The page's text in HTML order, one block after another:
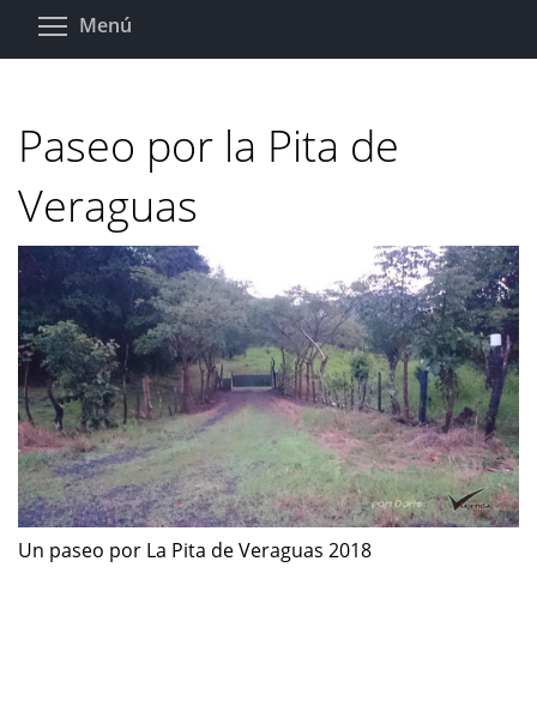
Pasar
Menú
Paseo por la Pita de
Veraguas
Un paseo por La Pita de Veraguas 2018